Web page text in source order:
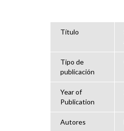
Título
Tipo de
publicación
Year of
Publication
Autores